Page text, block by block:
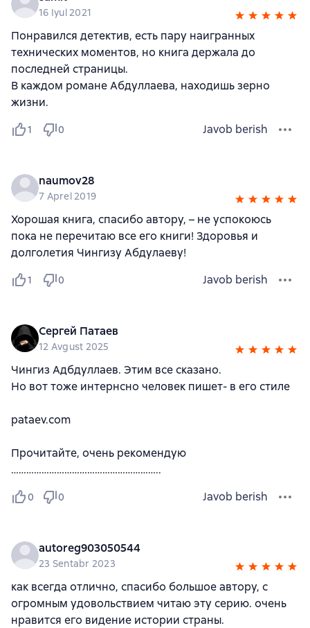
16 Iyul 2021
Понравился детектив, есть пару наигранных
технических моментов, но книга держала до
последней страницы.
В каждом романе Абдуллаева, находишь зерно
жизни.
1 0 Javob berish
naumov28
7 Aprel 2019
Хорошая книга, спасибо автору, – не успокоюсь
пока не перечитаю все его книги! Здоровья и
долголетия Чингизу Абдулаеву!
1 0 Javob berish
Сергей Патаев
12 Avgust 2025
Чингиз Адбдуллаев. Этим все сказано.
Но вот тоже интернсно человек пишет- в его стиле
pataev.com
Прочитайте, очень рекомендую
…………………………………………………..
0 0 Javob berish
autoreg903050544
23 Sentabr 2023
как всегда отлично, спасибо большое автору, с
огромным удовольствием читаю эту серию. очень
нравится его видение истории страны.